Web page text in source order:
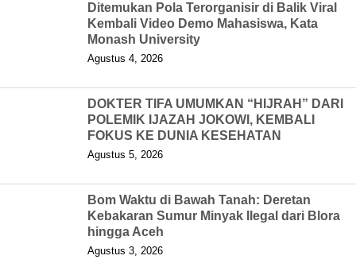
Ditemukan Pola Terorganisir di Balik Viral
Kembali Video Demo Mahasiswa, Kata
Monash University
Agustus 4, 2026
DOKTER TIFA UMUMKAN “HIJRAH” DARI
POLEMIK IJAZAH JOKOWI, KEMBALI
FOKUS KE DUNIA KESEHATAN
Agustus 5, 2026
Bom Waktu di Bawah Tanah: Deretan
Kebakaran Sumur Minyak Ilegal dari Blora
hingga Aceh
Agustus 3, 2026